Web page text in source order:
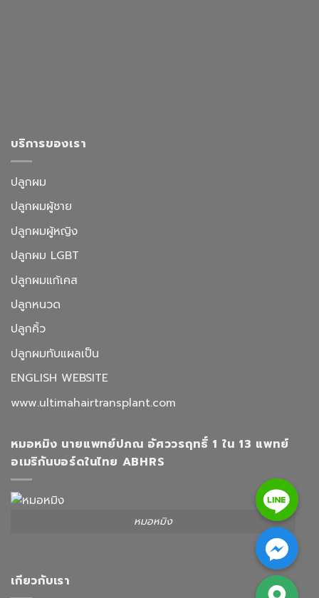
บริการของเรา
ปลูกผม
ปลูกผมผู้ชาย
ปลูกผมผู้หญิง
ปลูกผม LGBT
ปลูกผมแก้เคส
ปลูกหนวด
ปลูกคิ้ว
ปลูกผมทับแผลเป็น
ENGLISH WEBSITE
www.ultimahairtransplant.com
หมอหมิง นายแพทย์ปภณ อัศววรฤทธิ์ 1 ใน 13 แพทย์
อเมริกันบอร์ดในไทย ABHRS
หมอหมิง
เกียวกับเรา
Line
Facebook Messenger
Google Map